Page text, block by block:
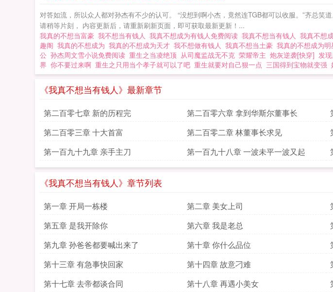
对答如流，所以众人都对孙杰有不少的认可。 “没想到啊小杰，竟然连TGB都可以收服。”齐总
请稍等片刻， 内容更新后，请重新刷新页面，即可获取最新更新！...
我真的不想当富豪 我不想当有钱人 我真不想成为有钱人免费阅读 我真不想当有钱人 我真不想
趣阁 我真的不想成为 我真的不想成为天才 我不想做有钱人 我真不想当土豪 我真的不想成为明
公 孙杰周文雪小说免费阅读 重生之当凌绝顶 从司魔监战无不克 荣耀帝主 炮灰逆袭[快穿] 发
界 你不要过来啊 重生之只用当个孝子就可以了吧 重生就要对自己狠一点 三国得到宝物就变强
《我真不想当有钱人》最新章节
第二百零七章 新的历程完 第二百零六章 拿到华斯尔董事长
第二百零三章 十大首富
第二百零二章 林董事长求见
第一百九十九章 亲手主刀
第一百九十八章 一波未平一波又起
《我真不想当有钱人》章节列表
第一章 开局一栋楼 第二章 美女上司
第五章 是我开除你
第六章 我是老总
第九章 孙爸爸都要喊出来了
第十章 你什么品位
第十三章 有急事快回家
第十四章 故意刁难
第十七章 去帝都谈合同
第十八章 再遇小美女